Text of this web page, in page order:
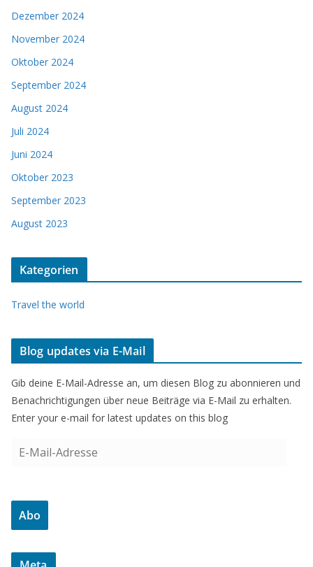
Dezember 2024
November 2024
Oktober 2024
September 2024
August 2024
Juli 2024
Juni 2024
Oktober 2023
September 2023
August 2023
Kategorien
Travel the world
Blog updates via E-Mail
Gib deine E-Mail-Adresse an, um diesen Blog zu abonnieren und
Benachrichtigungen über neue Beiträge via E-Mail zu erhalten.
Enter your e-mail for latest updates on this blog
a
l
-
Abo